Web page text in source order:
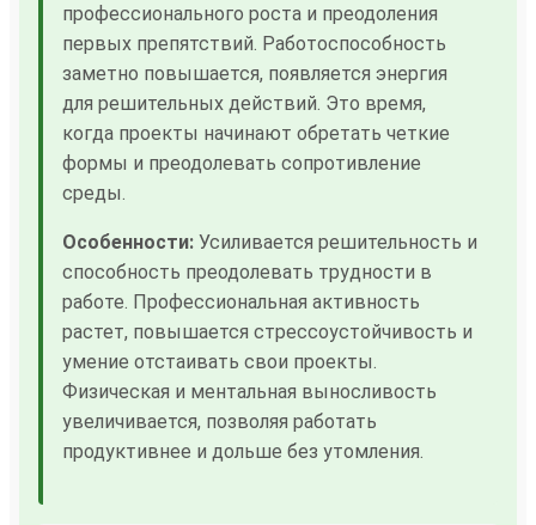
профессионального роста и преодоления
первых препятствий. Работоспособность
заметно повышается, появляется энергия
для решительных действий. Это время,
когда проекты начинают обретать четкие
формы и преодолевать сопротивление
среды.
Особенности: Усиливается решительность и
способность преодолевать трудности в
работе. Профессиональная активность
растет, повышается стрессоустойчивость и
умение отстаивать свои проекты.
Физическая и ментальная выносливость
увеличивается, позволяя работать
продуктивнее и дольше без утомления.